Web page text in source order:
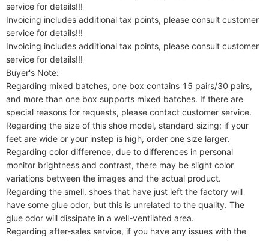
Einzeloberfläche,
Schuhe,
service for details!!!
Invoicing includes additional tax points, please consult customer
service for details!!!
Invoicing includes additional tax points, please consult customer
service for details!!!
Buyer's Note:
Regarding mixed batches, one box contains 15 pairs/30 pairs,
and more than one box supports mixed batches. If there are
special reasons for requests, please contact customer service.
Regarding the size of this shoe model, standard sizing; if your
feet are wide or your instep is high, order one size larger.
Regarding color difference, due to differences in personal
monitor brightness and contrast, there may be slight color
variations between the images and the actual product.
Regarding the smell, shoes that have just left the factory will
have some glue odor, but this is unrelated to the quality. The
glue odor will dissipate in a well-ventilated area.
Regarding after-sales service, if you have any issues with the